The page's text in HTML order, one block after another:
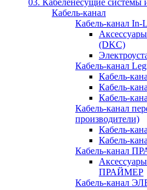
Кабель-канал
Кабель-канал
(DKC)
Кабель-канал
Кабель-
Кабель-
Кабель-
Кабель-канал
производители)
Кабель-
Кабель-
Кабель-канал
ПРАЙМЕР
Кабель-канал